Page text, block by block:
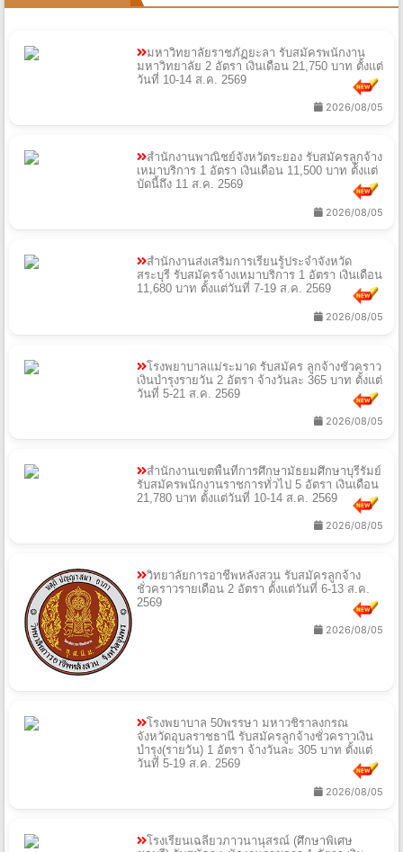
มหาวิทยาลัยราชภัฏยะลา รับสมัครพนักงาน
มหาวิทยาลัย 2 อัตรา เงินเดือน 21,750 บาท ตั้งแต่
วันที่ 10-14 ส.ค. 2569
2026/08/05
สำนักงานพาณิชย์จังหวัดระยอง รับสมัครลูกจ้าง
เหมาบริการ 1 อัตรา เงินเดือน 11,500 บาท ตั้งแต่
บัดนี้ถึง 11 ส.ค. 2569
2026/08/05
สำนักงานส่งเสริมการเรียนรู้ประจำจังหวัด
สระบุรี รับสมัครจ้างเหมาบริการ 1 อัตรา เงินเดือน
11,680 บาท ตั้งแต่วันที่ 7-19 ส.ค. 2569
2026/08/05
โรงพยาบาลแม่ระมาด รับสมัคร ลูกจ้างชั่วคราว
เงินบำรุงรายวัน 2 อัตรา จ้างวันละ 365 บาท ตั้งแต่
วันที่ 5-21 ส.ค. 2569
2026/08/05
สำนักงานเขตพื้นที่การศึกษามัธยมศึกษาบุรีรัมย์
รับสมัครพนักงานราชการทั่วไป 5 อัตรา เงินเดือน
21,780 บาท ตั้งแต่วันที่ 10-14 ส.ค. 2569
2026/08/05
วิทยาลัยการอาชีพหลังสวน รับสมัครลูกจ้าง
ชั่วคราวรายเดือน 2 อัตรา ตั้งแต่วันที่ 6-13 ส.ค.
2569
2026/08/05
โรงพยาบาล 50พรรษา มหาวชิราลงกรณ
จังหวัดอุบลราชธานี รับสมัครลูกจ้างชั่วคราวเงิน
บำรุง(รายวัน) 1 อัตรา จ้างวันละ 305 บาท ตั้งแต่
วันที่ 5-19 ส.ค. 2569
2026/08/05
โรงเรียนเฉลียวภาวนานุสรณ์ (ศึกษาพิเศษ